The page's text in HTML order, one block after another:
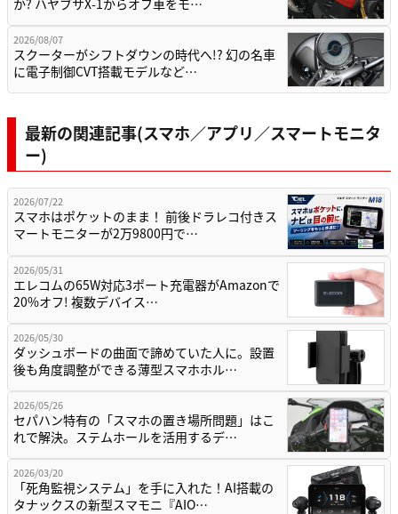
か? ハヤブサX-1からオフ車をモ…
2026/08/07
スクーターがシフトダウンの時代へ!? 幻の名車
に電子制御CVT搭載モデルなど…
最新の関連記事(スマホ／アプリ／スマートモニタ
ー)
2026/07/22
スマホはポケットのまま！ 前後ドラレコ付きス
マートモニターが2万9800円で…
2026/05/31
エレコムの65W対応3ポート充電器がAmazonで
20%オフ! 複数デバイス…
2026/05/30
ダッシュボードの曲面で諦めていた人に。設置
後も角度調整ができる薄型スマホホル…
2026/05/26
セパハン特有の「スマホの置き場所問題」はこ
れで解決。ステムホールを活用するデ…
2026/03/20
「死角監視システム」を手に入れた！AI搭載の
タナックスの新型スマモニ『AIO…